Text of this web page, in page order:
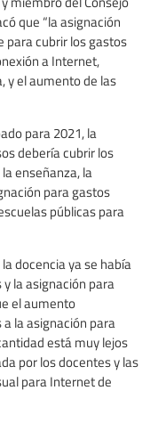
que “la asignación
para cubrir los gastos
a Internet,
y el aumento de las
para 2021, la
debería cubrir los
enseñanza, la
para gastos
públicas para
docencia ya se había
la asignación para
el aumento
la asignación para
está muy lejos
por los docentes y las
para Internet de